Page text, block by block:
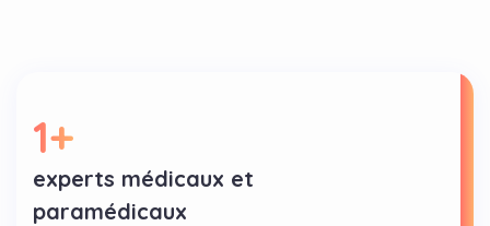
1+
experts médicaux et
paramédicaux